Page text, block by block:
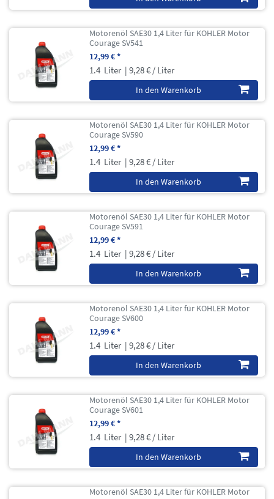
Motorenöl SAE30 1,4 Liter für KOHLER Motor
Courage SV541
12,99 € *
1.4 Liter | 9,28 € / Liter
In den Warenkorb
Motorenöl SAE30 1,4 Liter für KOHLER Motor
Courage SV590
12,99 € *
1.4 Liter | 9,28 € / Liter
In den Warenkorb
Motorenöl SAE30 1,4 Liter für KOHLER Motor
Courage SV591
12,99 € *
1.4 Liter | 9,28 € / Liter
In den Warenkorb
Motorenöl SAE30 1,4 Liter für KOHLER Motor
Courage SV600
12,99 € *
1.4 Liter | 9,28 € / Liter
In den Warenkorb
Motorenöl SAE30 1,4 Liter für KOHLER Motor
Courage SV601
12,99 € *
1.4 Liter | 9,28 € / Liter
In den Warenkorb
Motorenöl SAE30 1,4 Liter für KOHLER Motor